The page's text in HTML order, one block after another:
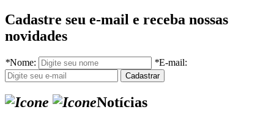
Cadastre seu e-mail e receba nossas
novidades
*Nome: *E-mail:
Notícias